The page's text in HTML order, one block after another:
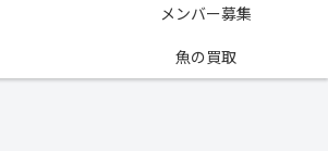
メンバー募集
魚の買取